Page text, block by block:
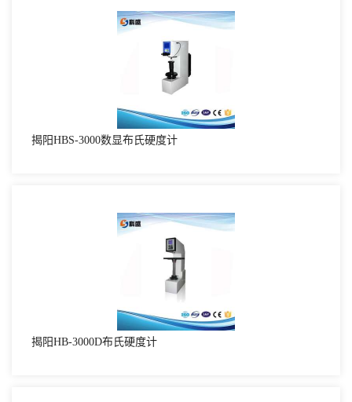
揭阳HBS-3000数显布氏硬度计
揭阳HB-3000D布氏硬度计